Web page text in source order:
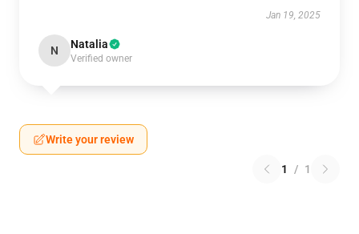
Jan 19, 2025
N Natalia
Verified owner
Write your review
1 / 1